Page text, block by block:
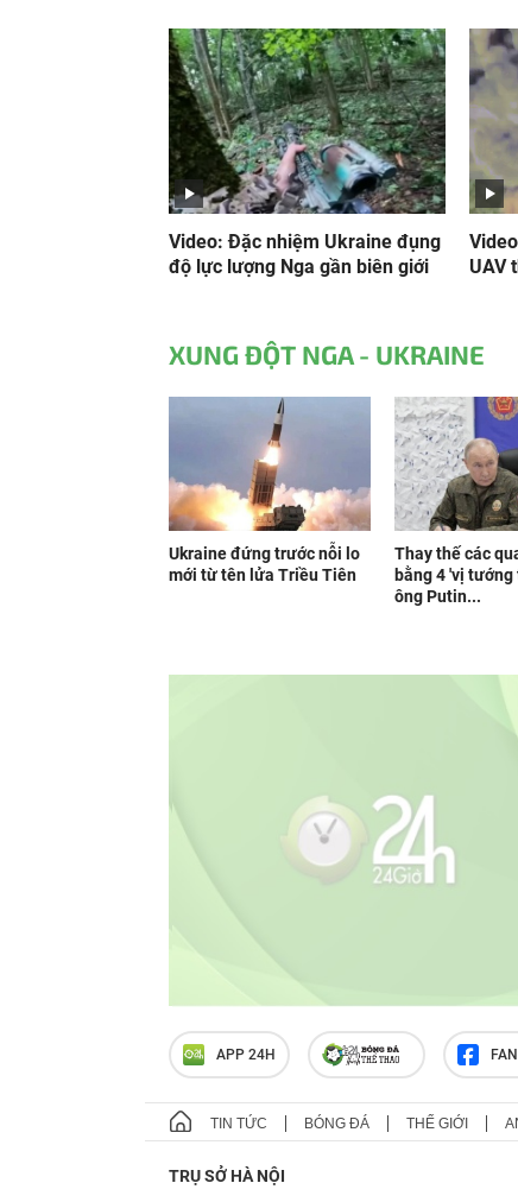
Video: Đặc nhiệm Ukraine đụng
độ lực lượng Nga gần biên giới
UAV
XUNG ĐỘT NGA - UKRAINE
Ukraine đứng trước nỗi lo
mới từ tên lửa Triều Tiên
Thay thế các
bằng 4 'vị tướng
ông Putin...
APP 24H
TIN TỨC BÓNG ĐÁ THẾ GIỚI
TRỤ SỞ HÀ NỘI